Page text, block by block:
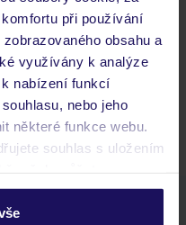
při používání
obsahu a
využívány k analýze
nabízení funkcí
nebo jeho
některé funkce webu.
souhlas s uložením
do hotelu?
TUI